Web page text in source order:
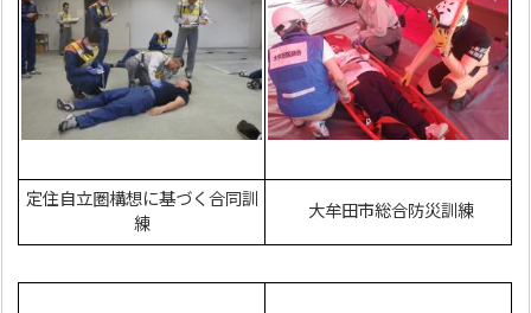
定住自立圏構想に基づく合同訓
練
大牟田市総合防災訓練